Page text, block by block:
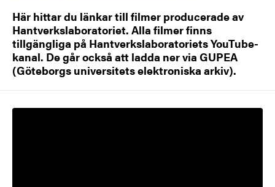
Här hittar du länkar till filmer producerade av
Hantverkslaboratoriet. Alla filmer finns
tillgängliga på Hantverkslaboratoriets YouTube-
kanal. De går också att ladda ner via GUPEA
(Göteborgs universitets elektroniska arkiv).